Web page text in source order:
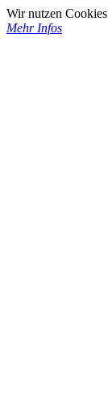
Wir nutzen
Mehr Infos